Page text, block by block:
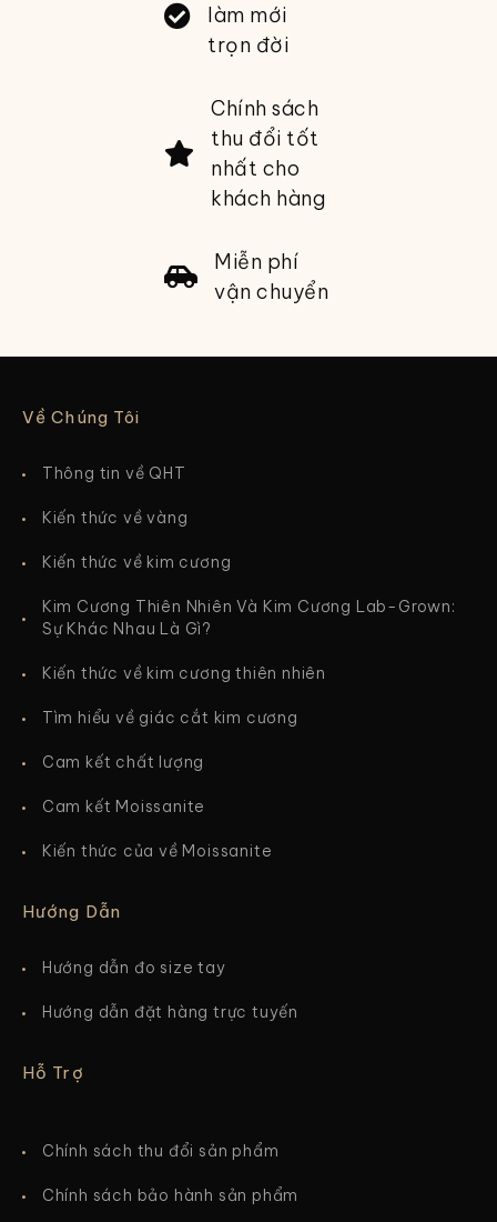
làm mới
trọn đời
Chính sách
thu đổi tốt
nhất cho
khách hàng
Miễn phí
vận chuyển
Về Chúng Tôi
Thông tin về QHT
Kiến thức về vàng
Kiến thức về kim cương
Kim Cương Thiên Nhiên Và Kim Cương Lab-Grown:
Sự Khác Nhau Là Gì?
Kiến thức về kim cương thiên nhiên
Tìm hiểu về giác cắt kim cương
Cam kết chất lượng
Cam kết Moissanite
Kiến thức của về Moissanite
Hướng Dẫn
Hướng dẫn đo size tay
Hướng dẫn đặt hàng trực tuyến
Hỗ Trợ
Chính sách thu đổi sản phẩm
Chính sách bảo hành sản phẩm